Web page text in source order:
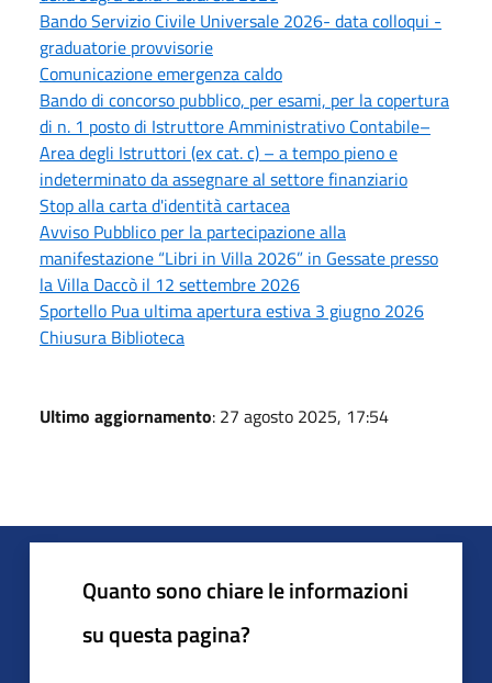
Bando Servizio Civile Universale 2026- data colloqui -
graduatorie provvisorie
Comunicazione emergenza caldo
Bando di concorso pubblico, per esami, per la copertura
di n. 1 posto di Istruttore Amministrativo Contabile–
Area degli Istruttori (ex cat. c) – a tempo pieno e
indeterminato da assegnare al settore finanziario
Stop alla carta d'identità cartacea
Avviso Pubblico per la partecipazione alla
manifestazione “Libri in Villa 2026” in Gessate presso
la Villa Daccò il 12 settembre 2026
Sportello Pua ultima apertura estiva 3 giugno 2026
Chiusura Biblioteca
Ultimo aggiornamento: 27 agosto 2025, 17:54
Quanto sono chiare le informazioni
su questa pagina?